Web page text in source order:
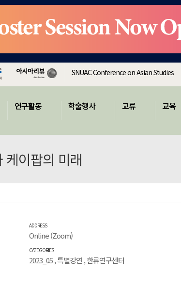
SNUAC Conference on Asian Studies
연구활동 학술행사 교류 교육
이팝의 미래
ADDRESS
Online (Zoom)
CATEGORIES
2023_05,특별강연 ,한류연구센터